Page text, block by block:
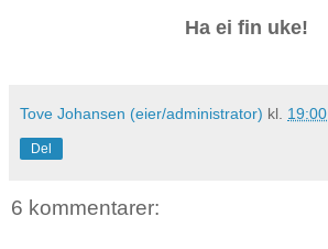
Ha ei fin uke!
Tove Johansen (eier/administrator) kl. 19:00
Del
6 kommentarer: